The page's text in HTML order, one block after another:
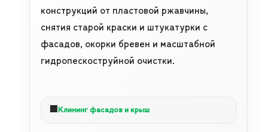
конструкций от пластовой ржавчины,
снятия старой краски и штукатурки с
фасадов, окорки бревен и масштабной
гидропескоструйной очистки.
🏢Клининг фасадов и крыш